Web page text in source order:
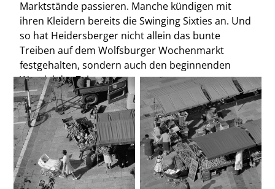
Marktstände passieren. Manche kündigen mit
ihren Kleidern bereits die Swinging Sixties an. Und
so hat Heidersberger nicht allein das bunte
Treiben auf dem Wolfsburger Wochenmarkt
festgehalten, sondern auch den beginnenden
Wandel der Zeit.